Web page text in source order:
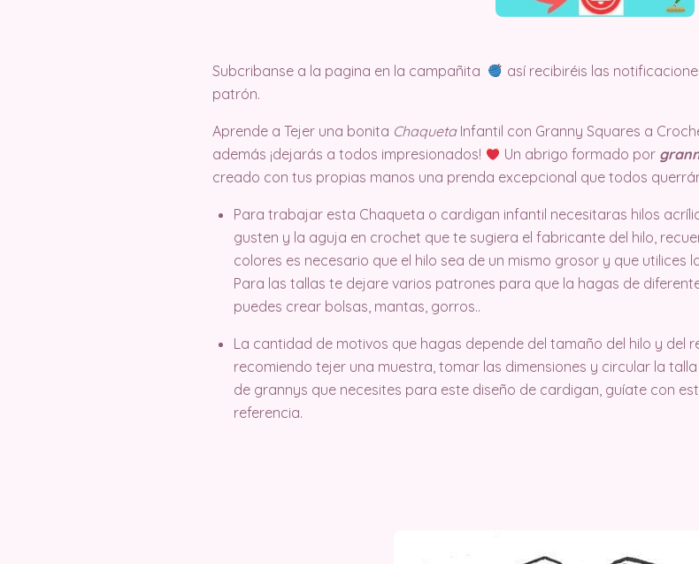
Subcribanse a la pagina en la campañita
así recibiréis las
patrón.
Aprende a Tejer una bonita ChaquetaInfantil con Granny Squares a
además ¡dejarás a todos impresionados!
Un abrigo formado por
creado con tus propias manos una prenda excepcional que todos
Para trabajar esta Chaqueta o cardigan infantil necesitaras hilos
gusten y la aguja en crochet que te sugiera el fabricante del hilo,
colores es necesario que el hilo sea de un mismo grosor y que utilices
Para las tallas te dejare varios patrones para que la hagas de
puedes crear bolsas, mantas, gorros..
La cantidad de motivos que hagas depende del tamaño del hilo y del
recomiendo tejer una muestra, tomar las dimensiones y circular la
de grannys que necesites para este diseño de cardigan, guíate con
referencia.